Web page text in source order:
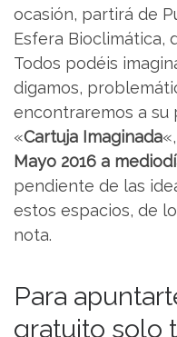
ocasión, partirá de
Esfera Bioclimática,
Todos podéis
digamos,
encontraremos a su
«Cartuja Imaginada
Mayo 2016 a
pendiente de las
estos espacios, de
nota.
Para
gratuito solo